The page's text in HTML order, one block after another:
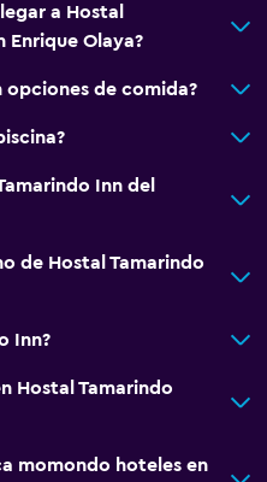
a Hostal
Enrique Olaya?
opciones de comida?
Inn del
de Hostal Tamarindo
Inn?
Hostal Tamarindo
momondo hoteles en